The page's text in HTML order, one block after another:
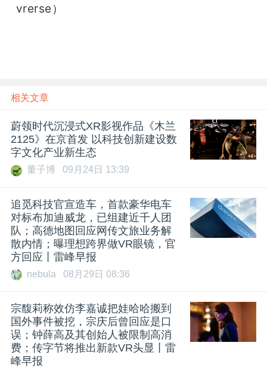
vrerse）
相关文章
蔚领时代沉浸式XR影视作品《木兰
2125》在京首发 以科技创新建设数
字文化产业新生态
董子博 09月24日 13:39
追觅科技官宣造车，首款豪华电车
对标布加迪威龙，已组建近千人团
队；高德地图回应网传文旅业务解
散内情；曝理想跨界做VR眼镜，官
方回应丨雷峰早报
nebula 08月29日 08:36
宗馥莉称效仿李嘉诚把娃哈哈搬到
国外事件被挖，宗庆后曾回应是口
误；钟薛高及其创始人被限制高消
费；传字节将推出新款VR头显丨雷
峰早报